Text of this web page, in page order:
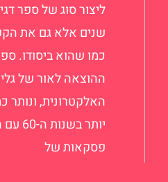
ליצור סוג של ספר
שנים אלא גם את
ההוצאה לאור של
האלקטרונית, ונותר
פסקאות של